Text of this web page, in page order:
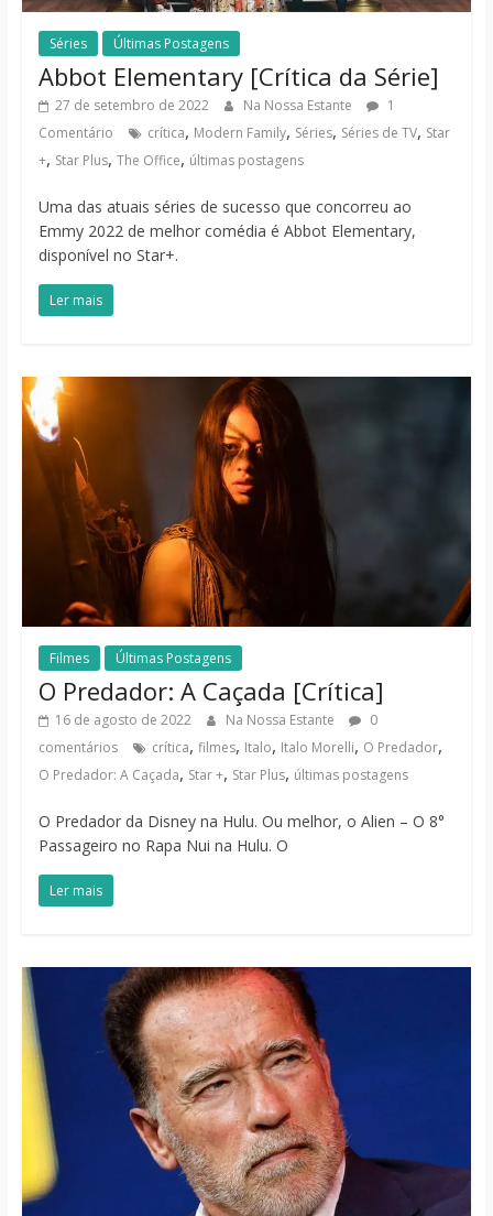
Séries Últimas Postagens
Abbot Elementary [Crítica da Série]
27 de setembro de 2022 Na Nossa Estante
1
Comentário
crítica, Modern Family, Séries, Séries de TV, Star
+, Star Plus, The Office, últimas postagens
Uma das atuais séries de sucesso que concorreu ao
Emmy 2022 de melhor comédia é Abbot Elementary,
disponível no Star+.
Ler mais
Filmes Últimas Postagens
O Predador: A Caçada [Crítica]
16 de agosto de 2022 Na Nossa Estante
0
comentários
crítica, filmes, Italo, Italo Morelli, O Predador,
O Predador: A Caçada, Star +, Star Plus, últimas postagens
O Predador da Disney na Hulu. Ou melhor, o Alien – O 8°
Passageiro no Rapa Nui na Hulu. O
Ler mais